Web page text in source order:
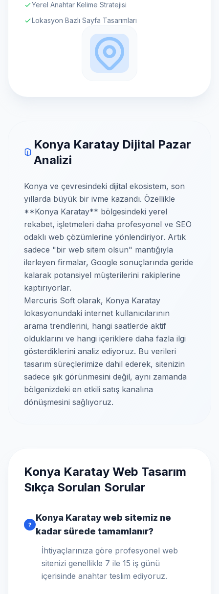
Yerel Anahtar Kelime Stratejisi
Lokasyon Bazlı Sayfa Tasarımları
Konya Karatay Dijital Pazar
Analizi
Konya ve çevresindeki dijital ekosistem, son
yıllarda büyük bir ivme kazandı. Özellikle
**Konya Karatay** bölgesindeki yerel
rekabet, işletmeleri daha profesyonel ve SEO
odaklı web çözümlerine yönlendiriyor. Artık
sadece "bir web sitem olsun" mantığıyla
ilerleyen firmalar, Google sonuçlarında geride
kalarak potansiyel müşterilerini rakiplerine
kaptırıyorlar.
Mercuris Soft olarak, Konya Karatay
lokasyonundaki internet kullanıcılarının
arama trendlerini, hangi saatlerde aktif
olduklarını ve hangi içeriklere daha fazla ilgi
gösterdiklerini analiz ediyoruz. Bu verileri
tasarım süreçlerimize dahil ederek, sitenizin
sadece şık görünmesini değil, aynı zamanda
bölgenizdeki en etkili satış kanalına
dönüşmesini sağlıyoruz.
Konya Karatay Web Tasarım
Sıkça Sorulan Sorular
?
Konya Karatay web sitemiz ne
kadar sürede tamamlanır?
İhtiyaçlarınıza göre profesyonel web
sitenizi genellikle 7 ile 15 iş günü
içerisinde anahtar teslim ediyoruz.